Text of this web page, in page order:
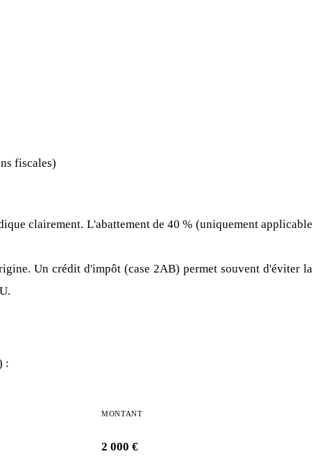
fiscales)
clairement. L'abattement de 40 % (uniquement applicable
Un crédit d'impôt (case 2AB) permet souvent d'éviter la
:
MONTANT
2 000 €